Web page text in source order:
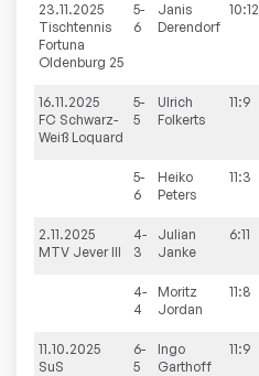
23.11.2025
Tischtennis
Fortuna
Oldenburg 25
5-
6
Janis
Derendorf
10:12
16.11.2025
FC Schwarz-
Weiß Loquard
5-
5
Ulrich
Folkerts
11:9
5-
6
Heiko
Peters
11:3
2.11.2025
MTV Jever III
4-
3
Julian
Janke
6:11
4-
4
Moritz
Jordan
11:8
11.10.2025
SuS
6-
5
Ingo
Garthoff
11:9